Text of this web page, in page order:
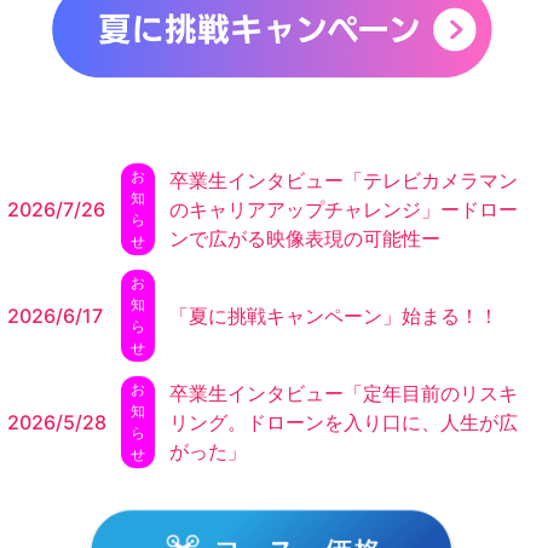
2026/7/26
お
知
ら
せ
卒業生インタビュー「テレビカメラマン
のキャリアアップチャレンジ」ードロー
ンで広がる映像表現の可能性ー
2026/6/17
お
知
ら
せ
「夏に挑戦キャンペーン」始まる！！
2026/5/28
お
知
ら
せ
卒業生インタビュー「定年目前のリスキ
リング。ドローンを入り口に、人生が広
がった」